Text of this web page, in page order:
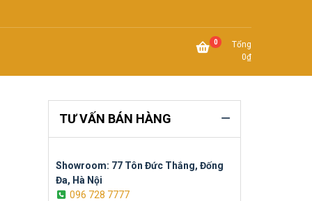
0
Tổng
0₫
TƯ VẤN BÁN HÀNG
Showroom: 77 Tôn Đức Thắng, Đống
Đa, Hà Nội
096 728 7777